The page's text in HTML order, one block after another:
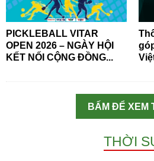
PICKLEBALL VITAR
OPEN 2026 – NGÀY HỘI
KẾT NỐI CỘNG ĐỒNG...
BẤM ĐỂ XEM
THỜI